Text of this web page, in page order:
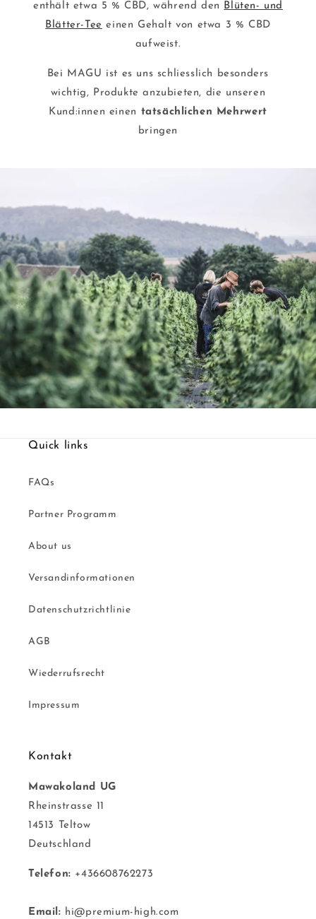
enthält etwa 5 % CBD, während den
Blüten- und
Blätter-Tee einen Gehalt von etwa 3 % CBD
aufweist.
Bei MAGU ist es uns schliesslich besonders
wichtig, Produkte anzubieten, die unseren
Kund:innen einen tatsächlichen Mehrwert
bringen
Quick links
FAQs
Partner Programm
About us
Versandinformationen
Datenschutzrichtlinie
AGB
Wiederrufsrecht
Impressum
Kontakt
Mawakoland UG
Rheinstrasse 11
14513 Teltow
Deutschland
Telefon: +436608762273
Email: hi@premium-high.com